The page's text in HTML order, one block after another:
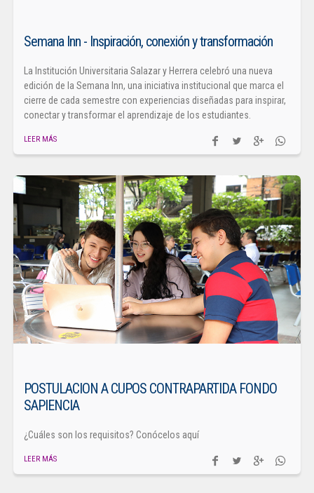
Semana Inn - Inspiración, conexión y transformación
La Institución Universitaria Salazar y Herrera celebró una nueva
edición de la Semana Inn, una iniciativa institucional que marca el
cierre de cada semestre con experiencias diseñadas para inspirar,
conectar y transformar el aprendizaje de los estudiantes.
LEER MÁS
POSTULACION A CUPOS CONTRAPARTIDA FONDO
SAPIENCIA
¿Cuáles son los requisitos? Conócelos aquí
LEER MÁS